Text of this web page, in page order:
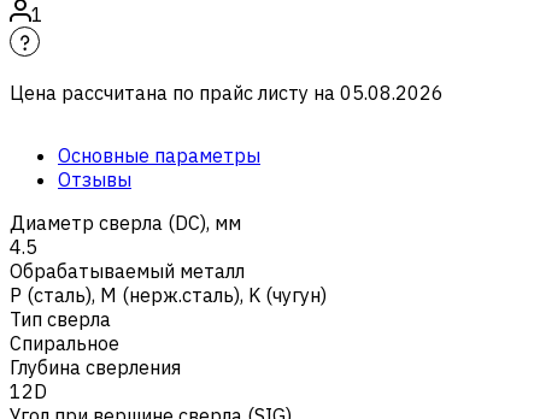
1
Цена рассчитана по прайс листу на 05.08.2026
Основные параметры
Отзывы
Диаметр сверла (DC), мм
4.5
Обрабатываемый металл
Р (сталь), M (нерж.сталь), K (чугун)
Тип сверла
Спиральное
Глубина сверления
12D